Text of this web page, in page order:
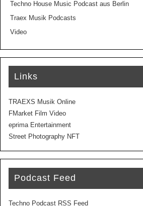
Techno House Music Podcast aus Berlin
Traex Musik Podcasts
Video
Links
TRAEXS Musik Online
FMarket Film Video
eprima Entertainment
Street Photography NFT
Podcast Feed
Techno Podcast RSS Feed